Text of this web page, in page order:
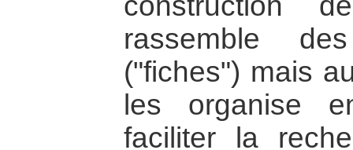
rassemble
("fiches") mais
les organise
faciliter la